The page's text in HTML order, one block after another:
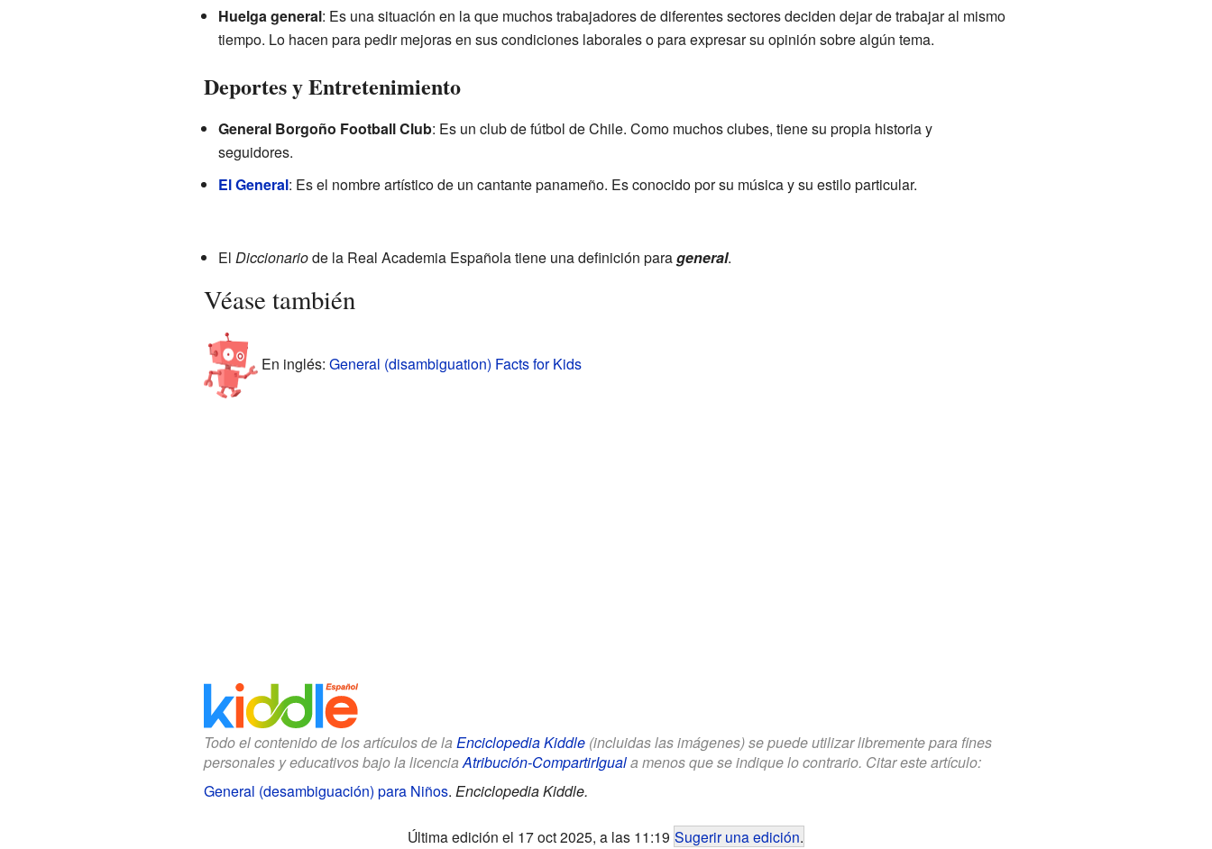
Huelga general: Es una situación en la que muchos trabajadores de diferentes sectores deciden dejar de trabajar al mismo
tiempo. Lo hacen para pedir mejoras en sus condiciones laborales o para expresar su opinión sobre algún tema.
Deportes y Entretenimiento
General Borgoño Football Club: Es un club de fútbol de Chile. Como muchos clubes, tiene su propia historia y
seguidores.
El General: Es el nombre artístico de un cantante panameño. Es conocido por su música y su estilo particular.
El Diccionariode la Real Academia Española tiene una definición parageneral.
Véase también
En inglés: General (disambiguation) Facts for Kids
Todo el contenido de los artículos de la Enciclopedia Kiddle(incluidas las imágenes) se puede utilizar libremente para fines
personales y educativos bajo la licenciaAtribución-CompartirIguala menos que se indique lo contrario. Citar este artículo:
General (desambiguación) para Niños. Enciclopedia Kiddle.
Última edición el 17 oct 2025, a las 11:19 Sugerir una edición.